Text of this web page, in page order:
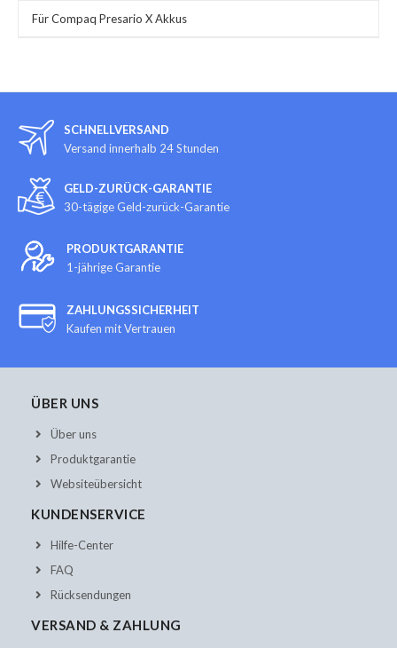
Für Compaq Presario X Akkus
SCHNELLVERSAND
Versand innerhalb 24 Stunden
GELD-ZURÜCK-GARANTIE
30-tägige Geld-zurück-Garantie
PRODUKTGARANTIE
1-jährige Garantie
ZAHLUNGSSICHERHEIT
Kaufen mit Vertrauen
ÜBER UNS
Über uns
Produktgarantie
Websiteübersicht
KUNDENSERVICE
Hilfe-Center
FAQ
Rücksendungen
VERSAND & ZAHLUNG